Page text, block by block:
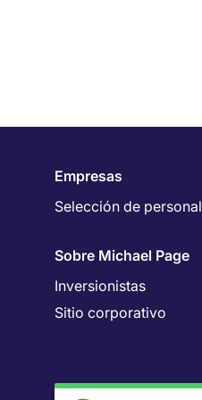
Empresas
Selección de personal
Sobre Michael Page
Inversionistas
Sitio corporativo